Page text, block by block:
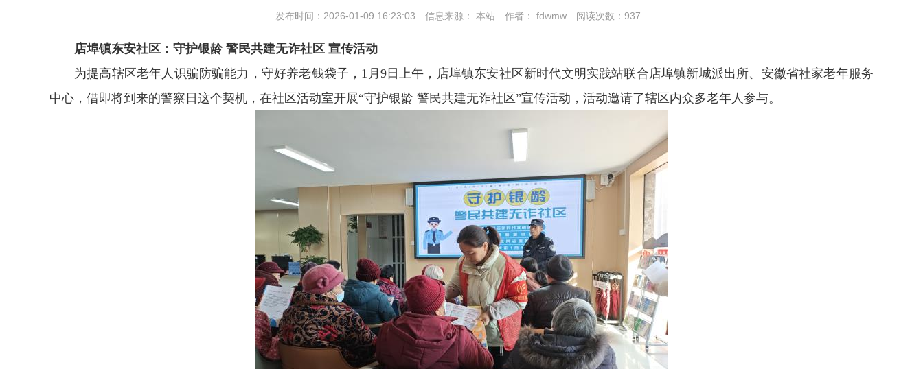
发布时间：2026-01-09 16:23:03 信息来源： 本站 作者： fdwmw 阅读次数： 937
店埠镇东安社区：守护银龄 警民共建无诈社区 宣传活动
为提高辖区老年人识骗防骗能力，守好养老钱袋子，1月9日上午，店埠镇东安社区新时代文明实践站联合店埠镇新城派出所、安徽省社家老年服务
中心，借即将到来的警察日这个契机，在社区活动室开展“守护银龄 警民共建无诈社区”宣传活动，活动邀请了辖区内众多老年人参与。